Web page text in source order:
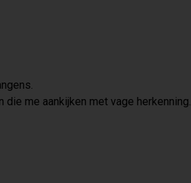
die me aankijken met vage herkenning.